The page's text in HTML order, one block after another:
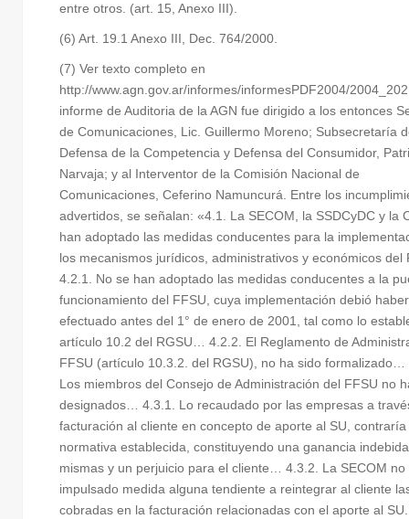
entre otros. (art. 15, Anexo III).
(6) Art. 19.1 Anexo III, Dec. 764/2000.
(7) Ver texto completo en
http://www.agn.gov.ar/informes/informesPDF2004/
informe de Auditoria de la AGN fue dirigido a los entonces
de Comunicaciones, Lic. Guillermo Moreno; Subsecretaría
Defensa de la Competencia y Defensa del Consumidor,
Narvaja; y al Interventor de la Comisión Nacional de
Comunicaciones, Ceferino Namuncurá. Entre los
advertidos, se señalan: «4.1. La SECOM, la SSDCyDC y la
han adoptado las medidas conducentes para la
los mecanismos jurídicos, administrativos y económicos
4.2.1. No se han adoptado las medidas conducentes a la
funcionamiento del FFSU, cuya implementación debió
efectuado antes del 1° de enero de 2001, tal como lo
artículo 10.2 del RGSU… 4.2.2. El Reglamento de
FFSU (artículo 10.3.2. del RGSU), no ha sido formalizado…
Los miembros del Consejo de Administración del FFSU no
designados… 4.3.1. Lo recaudado por las empresas a
facturación al cliente en concepto de aporte al SU, contraría
normativa establecida, constituyendo una ganancia
mismas y un perjuicio para el cliente… 4.3.2. La SECOM no
impulsado medida alguna tendiente a reintegrar al cliente
cobradas en la facturación relacionadas con el aporte al